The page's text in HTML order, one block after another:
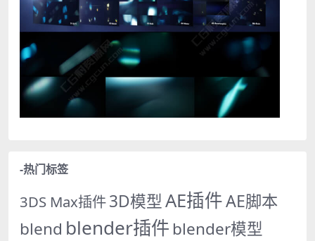
-热门标签
3DS Max插件3D模型AE插件AE脚本
blend blender插件 blender模型